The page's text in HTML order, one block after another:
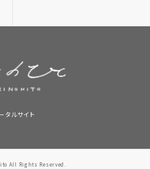
タルサイト
All Rights Reserved.